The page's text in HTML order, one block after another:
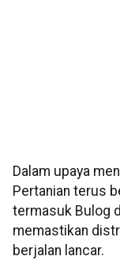
Dalam upaya
Pertanian terus
termasuk Bulog
memastikan
berjalan lancar.